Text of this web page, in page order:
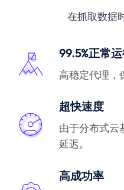
在抓取数据
99.5%正常
高稳定代理，
超快速度
由于分布式云
延迟。
高成功率